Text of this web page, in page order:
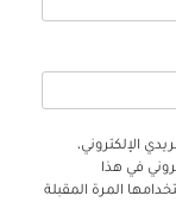
الإلكتروني،
في هذا
المرة المقبلة